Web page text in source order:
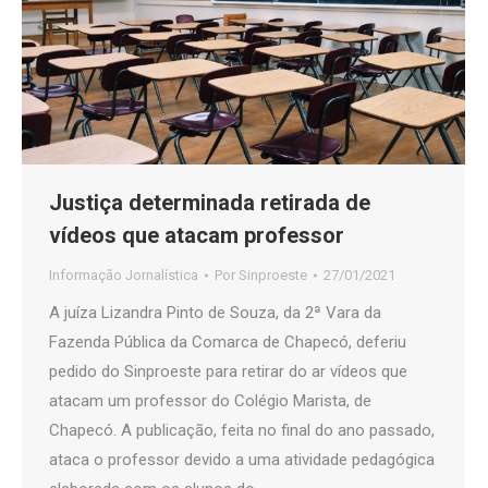
Justiça determinada retirada de
vídeos que atacam professor
Informação Jornalística Por Sinproeste 27/01/2021
A juíza Lizandra Pinto de Souza, da 2ª Vara da
Fazenda Pública da Comarca de Chapecó, deferiu
pedido do Sinproeste para retirar do ar vídeos que
atacam um professor do Colégio Marista, de
Chapecó. A publicação, feita no final do ano passado,
ataca o professor devido a uma atividade pedagógica